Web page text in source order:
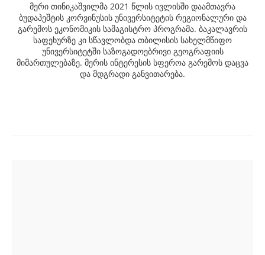
მერი თინიკაშვილმა 2021 წლის ივლისში დაამთავრა
ბუდაპეშტის კორვინუსის უნივერსიტეტის რეგიონალური და
გარემოს ეკონომიკის სამაგისტრო პროგრამა. ბაკალავრის
საფეხურზე კი სწავლობდა თბილისის სახელმწიფო
უნივერსიტეტში საზოგადოებრივი გეოგრაფიის
მიმართულებაზე. მერის ინტერესის სფეროა გარემოს დაცვა
და მდგრადი განვითარება.